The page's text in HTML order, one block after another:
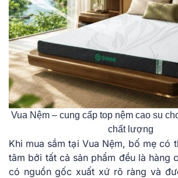
Vua Nệm – cung cấp top nệm cao su
chất lượng
Khi mua sắm tại Vua Nệm, bố mẹ có
tâm bởi tất cả sản phẩm đều là hàng
có nguồn gốc xuất xứ rõ ràng và